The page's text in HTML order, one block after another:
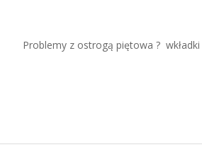
Problemy z ostrogą piętowa ?